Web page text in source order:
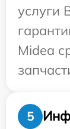
услуги
Midea
5